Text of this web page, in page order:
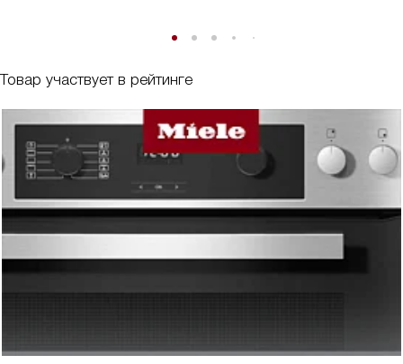
Товар участвует в рейтинге